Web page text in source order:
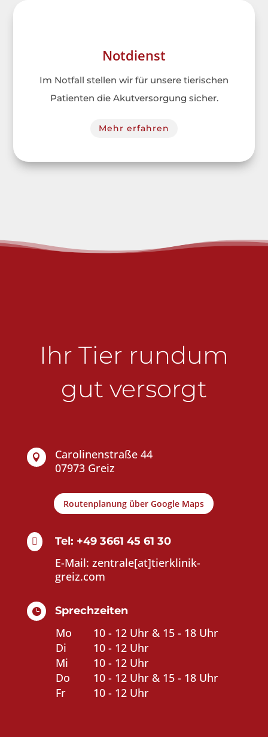
Notdienst
Im Notfall stellen wir für unsere tierischen
Patienten die Akutversorgung sicher.
Mehr erfahren
Ihr Tier rundum
gut versorgt

Carolinenstraße 44
07973 Greiz
Routenplanung über Google Maps
 Tel: +49 3661 45 61 30
E-Mail: zentrale[at]tierklinik-
greiz.com
 Sprechzeiten
Mo
10 - 12 Uhr & 15 - 18 Uhr
Di
10 - 12 Uhr
Mi
10 - 12 Uhr
Do
10 - 12 Uhr & 15 - 18 Uhr
Fr
10 - 12 Uhr